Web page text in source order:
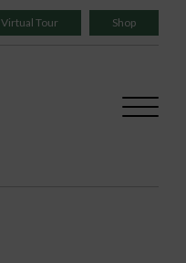
Virtual Tour Shop